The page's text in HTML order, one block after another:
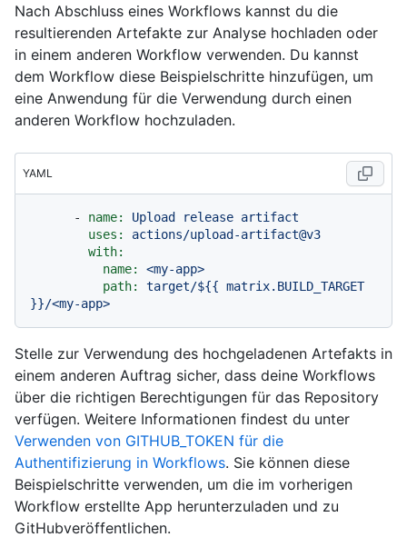
Nach Abschluss eines Workflows kannst du die
resultierenden Artefakte zur Analyse hochladen oder
in einem anderen Workflow verwenden. Du kannst
dem Workflow diese Beispielschritte hinzufügen, um
eine Anwendung für die Verwendung durch einen
anderen Workflow hochzuladen.
YAML
- name: Upload release artifact
uses:
actions/upload-artifact@v3
with:
name:
<my-app>
path:
target/${{ matrix.BUILD_TARGET
}}/<my-app>
Stelle zur Verwendung des hochgeladenen Artefakts in
einem anderen Auftrag sicher, dass deine Workflows
über die richtigen Berechtigungen für das Repository
verfügen. Weitere Informationen findest du unter
Verwenden von GITHUB_TOKEN für die
Authentifizierung in Workflows. Sie können diese
Beispielschritte verwenden, um die im vorherigen
Workflow erstellte App herunterzuladen und zu
GitHubveröffentlichen.